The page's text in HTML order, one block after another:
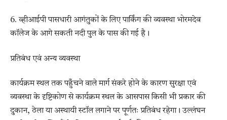
6. व्हीआईपी पासधारी आगंतुकों के लिए पार्किंग की व्यवस्था भोरमदेव
कॉलेज के आगे सकती नदी पुल के पास की गई है।
प्रतिबंध एवं अन्य व्यवस्था
कार्यक्रम स्थल तक पहुँचने वाले मार्ग संकरे होने के कारण सुरक्षा एवं
व्यवस्था के दृष्टिकोण से कार्यक्रम स्थल के आसपास किसी भी प्रकार की
दुकान, ठेला या अस्थायी स्टॉल लगाने पर पूर्णतः प्रतिबंध रहेगा। उल्लंघन